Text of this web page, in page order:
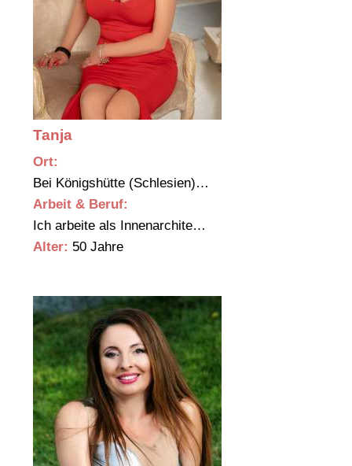
Tanja
Ort:
Bei Königshütte (Schlesien)…
Arbeit & Beruf:
Ich arbeite als Innenarchite…
Alter: 50 Jahre